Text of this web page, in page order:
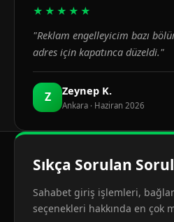
★★★★★
"Reklam engelleyicim bazı
adres için kapatınca düzeldi."
Z Zeynep K.
Ankara · Haziran 2026
Sıkça Sorulan
Sahabet giriş işlemleri,
seçenekleri hakkında en çok